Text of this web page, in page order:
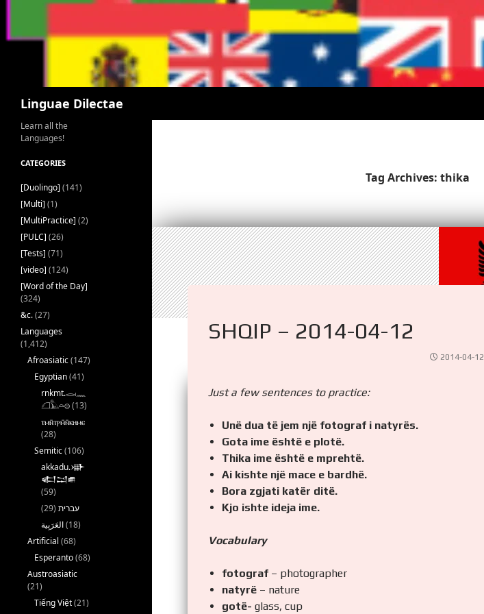
Linguae Dilectae
Tag Archives: thika
SHQIP – 2014-04-12
2014-04-12
Just a few sentences to practice:
Unë dua të jem një fotograf i natyrës.
Gota ime është e plotë.
Thika ime është e mprehtë.
Ai kishte një mace e bardhë.
Bora zgjati katër ditë.
Kjo ishte ideja ime.
Vocabulary
fotograf– photographer
natyrë– nature
gotë- glass, cup
Learn all the
Languages!
CATEGORIES
[Duolingo] (141)
[Multi] (1)
[MultiPractice] (2)
[PULC] (26)
[Tests] (71)
[video] (124)
[Word of the Day]
(324)
&c.(27)
Languages
(1,412)
Afroasiatic(147)
Egyptian(41)
rnkmt.𓂋𓏺𓈖
𓆎𓅓𓏏𓊖(13)
ⲧⲙⲛ̄ⲧⲣⲙ̄ⲛ̄ⲕⲏⲙⲉ
(28)
Semitic(106)
akkadu.𒀝
𒅗𒁺𒌑
(59)
עברית (29)
(18)
Artificial (68)
Esperanto(68)
Austroasiatic
(21)
Tiếng Việt(21)